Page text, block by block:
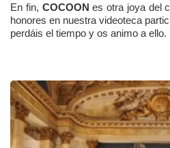
En fin, COCOON es otra joya del
honores en nuestra videoteca
perdáis el tiempo y os animo a ello.